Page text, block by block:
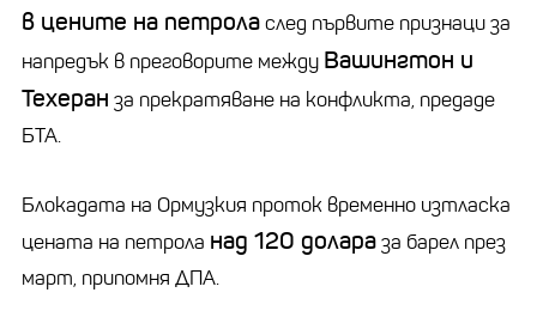
в цените на петроласлед първите признаци за
напредък в преговорите между Вашингтон и
Техеран за прекратяване на конфликта, предаде
БТА.
Блокадата на Ормузкия проток временно изтласка
цената на петрола над 120 долараза барел през
март, припомня ДПА.